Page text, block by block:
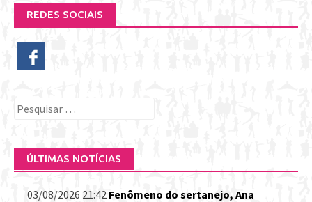
REDES SOCIAIS
Pesquisar
ÚLTIMAS NOTÍCIAS
03/08/2026 21:42 Fenômeno do sertanejo, Ana